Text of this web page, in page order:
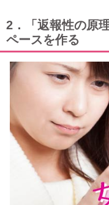
2．「返報性の原
ペースを作る